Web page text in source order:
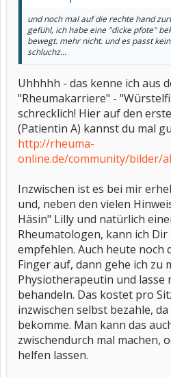
und noch mal auf die rechte hand
gefühl, ich habe eine "dicke pfote"
bewegt. mehr nicht. und es passt
schluchz...
Uhhhhh - das kenne ich aus
"Rheumakarriere" -
schrecklich! Hier auf den
(Patientin A) kannst du mal
http://rheuma-
online.de/community/bilder/
Inzwischen ist es bei mir
und, neben den vielen
Häsin" Lilly und natürlich
Rheumatologen, kann ich
empfehlen. Auch heute noch
Finger auf, dann gehe ich zu
Physiotherapeutin und lasse
behandeln. Das kostet pro
inzwischen selbst bezahle,
bekomme. Man kann das
zwischendurch mal machen,
helfen lassen.